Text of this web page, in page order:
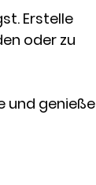
Erstelle
oder zu
und genieße